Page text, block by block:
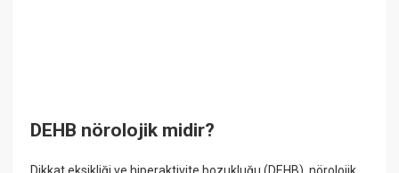
DEHB nörolojik midir?